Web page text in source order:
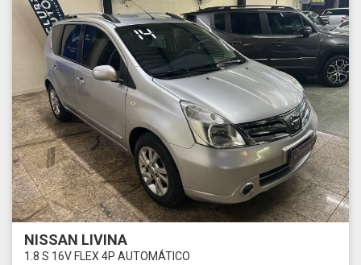
NISSAN LIVINA
1.8 S 16V FLEX 4P AUTOMÁTICO